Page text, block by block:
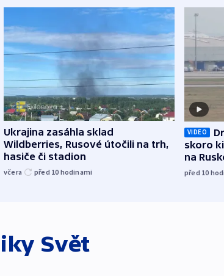
Ukrajina zasáhla sklad
Wildberries, Rusové útočili na trh,
hasiče či stadion
včera před 10 hodinami
VIDEO
skoro
na
před 10
Svět